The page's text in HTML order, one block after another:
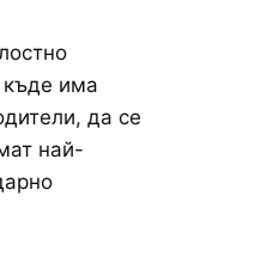
къде има
да се
най-